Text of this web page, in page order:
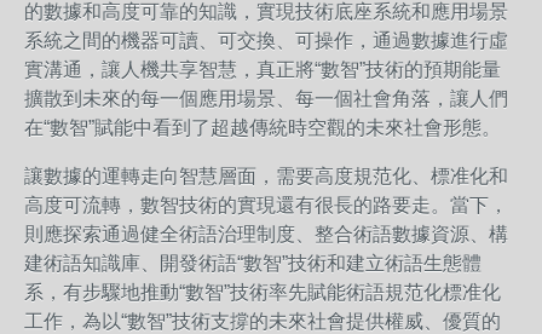
的數據和高度可靠的知識，實現技術底座系統和應用場景
系統之間的機器可讀、可交換、可操作，通過數據進行虛
實溝通，讓人機共享智慧，真正將“數智”技術的預期能量
擴散到未來的每一個應用場景、每一個社會角落，讓人們
在“數智”賦能中看到了超越傳統時空觀的未來社會形態。
讓數據的運轉走向智慧層面，需要高度規范化、標准化和
高度可流轉，數智技術的實現還有很長的路要走。當下，
則應探索通過健全術語治理制度、整合術語數據資源、構
建術語知識庫、開發術語“數智”技術和建立術語生態體
系，有步驟地推動“數智”技術率先賦能術語規范化標准化
工作，為以“數智”技術支撐的未來社會提供權威、優質的